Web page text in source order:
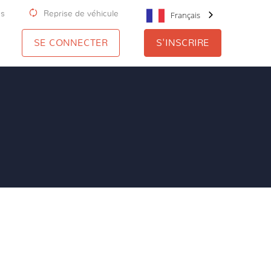
Reprise de véhicule Français
SE CONNECTER S'INSCRIRE